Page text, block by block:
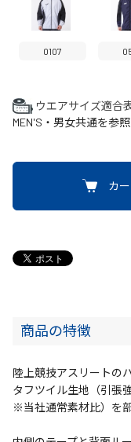
0107
ウエアサイズ適合
MEN'S・男女共通を参照
カ
商品の特徴
陸上競技アスリートの
タフツイル生地（引張
※当社通常素材比）を